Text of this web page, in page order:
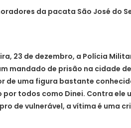
da pacata São José do
23 de dezembro, a Polícia
mandado de prisão na cidade
de uma figura bastante
por todos como Dinei. Contra ele
de vulnerável, a vítima é uma